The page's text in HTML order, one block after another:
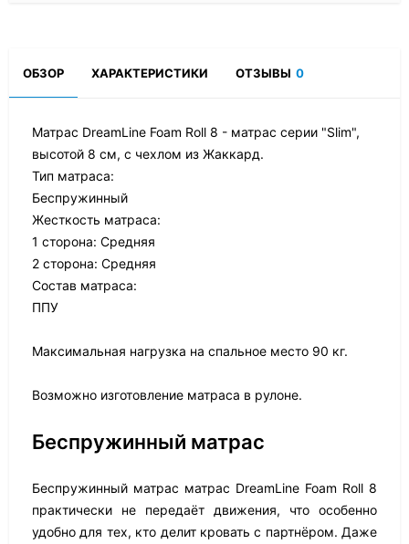
ОБЗОР ХАРАКТЕРИСТИКИ ОТЗЫВЫ 0
Матрас DreamLine Foam Roll 8 - матрас серии "Slim",
высотой 8 см, с чехлом из Жаккард.
Тип матраса:
Беспружинный
Жесткость матраса:
1 сторона: Средняя
2 сторона: Средняя
Состав матраса:
ППУ
Максимальная нагрузка на спальное место 90 кг.
Возможно изготовление матраса в рулоне.
Беспружинный матрас
Беспружинный матрас матрас DreamLine Foam Roll 8
практически не передаёт движения, что особенно
удобно для тех, кто делит кровать с партнёром. Даже